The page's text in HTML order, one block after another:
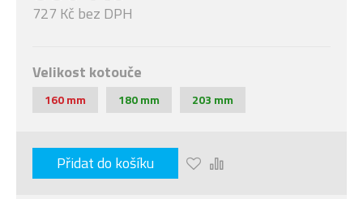
727 Kč bez DPH
Velikost kotouče
160 mm 180 mm 203 mm
Přidat do košíku